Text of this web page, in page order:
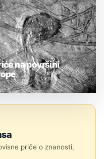
na površini
priče o znanosti,